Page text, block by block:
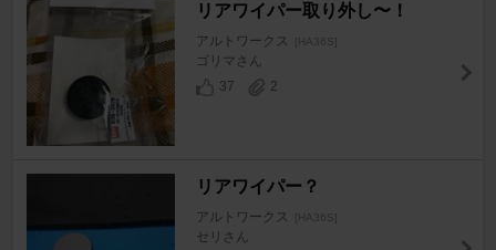
リアワイパー取り外し〜！
アルトワークス [HA36S]
ゴリマさん
37
2
リアワイパー？
アルトワークス [HA36S]
セリさん